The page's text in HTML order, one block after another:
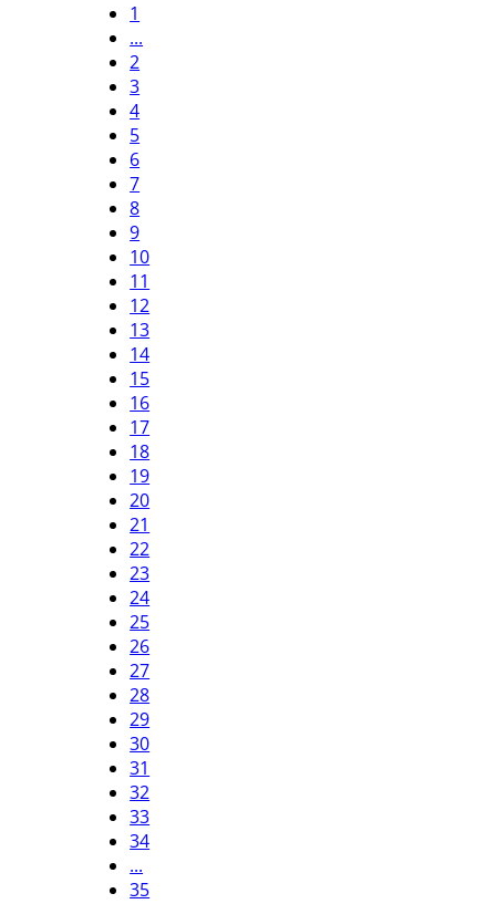
1
...
2
3
4
5
6
7
8
9
10
11
12
13
14
15
16
17
18
19
20
21
22
23
24
25
26
27
28
29
30
31
32
33
34
...
35